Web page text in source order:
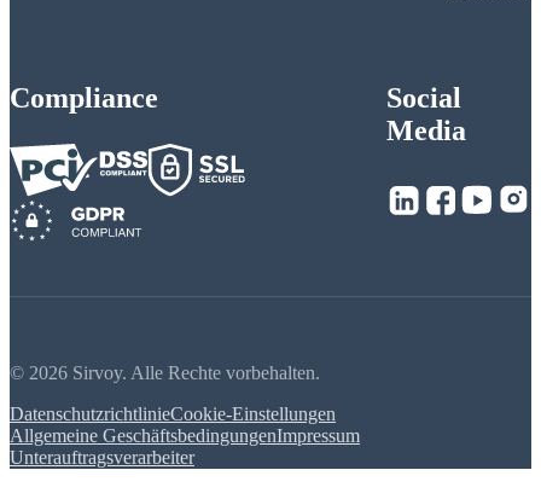
Compliance
Social
Media
© 2026 Sirvoy. Alle Rechte vorbehalten.
DatenschutzrichtlinieCookie-Einstellungen
Allgemeine GeschäftsbedingungenImpressum
Unterauftragsverarbeiter